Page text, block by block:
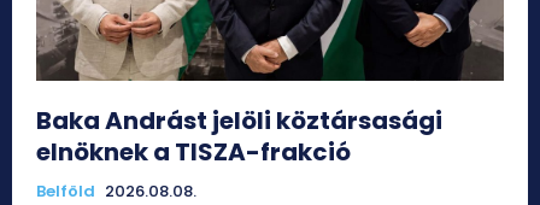
Baka Andrást jelöli köztársasági
elnöknek a TISZA-frakció
Belföld 2026.08.08.